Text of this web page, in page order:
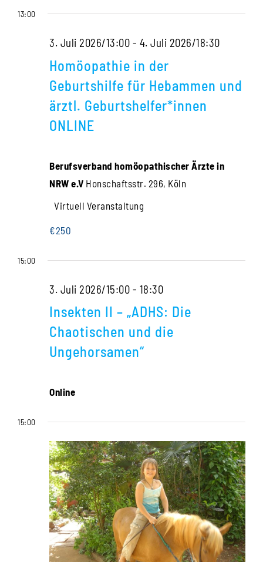
–
5.
13:00
Homöopathie in der
Geburtshilfe für Hebammen und
ärztl. Geburtshelfer*innen
ONLINE
3. Juli 2026/13:00 - 4. Juli 2026/18:30
Berufsverband homöopathischer Ärzte in
NRW e.V Honschaftsstr. 296, Köln
Virtuell Veranstaltung
€250
15:00
Insekten II – „ADHS: Die
Chaotischen und die
Ungehorsamen“
3. Juli 2026/15:00 - 18:30
Online
15:00